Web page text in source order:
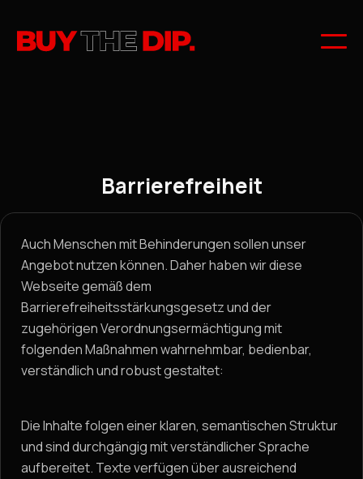
Barrierefreiheit
Auch Menschen mit Behinderungen sollen unser
Angebot nutzen können. Daher haben wir diese
Webseite gemäß dem
Barrierefreiheitsstärkungsgesetz und der
zugehörigen Verordnungsermächtigung mit
folgenden Maßnahmen wahrnehmbar, bedienbar,
verständlich und robust gestaltet:
Die Inhalte folgen einer klaren, semantischen Struktur
und sind durchgängig mit verständlicher Sprache
aufbereitet. Texte verfügen über ausreichend